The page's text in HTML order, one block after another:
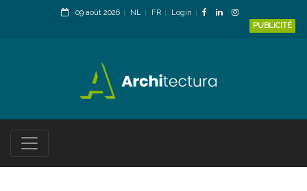
09 août 2026 NL FR
Login
PUBLICITÉ